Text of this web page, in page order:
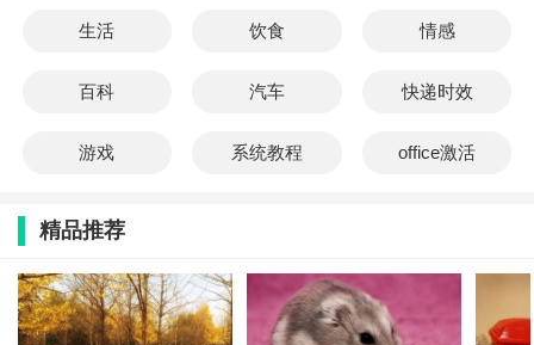
生活 饮食 情感
百科 汽车 快递时效
游戏 系统教程 office激活
精品推荐